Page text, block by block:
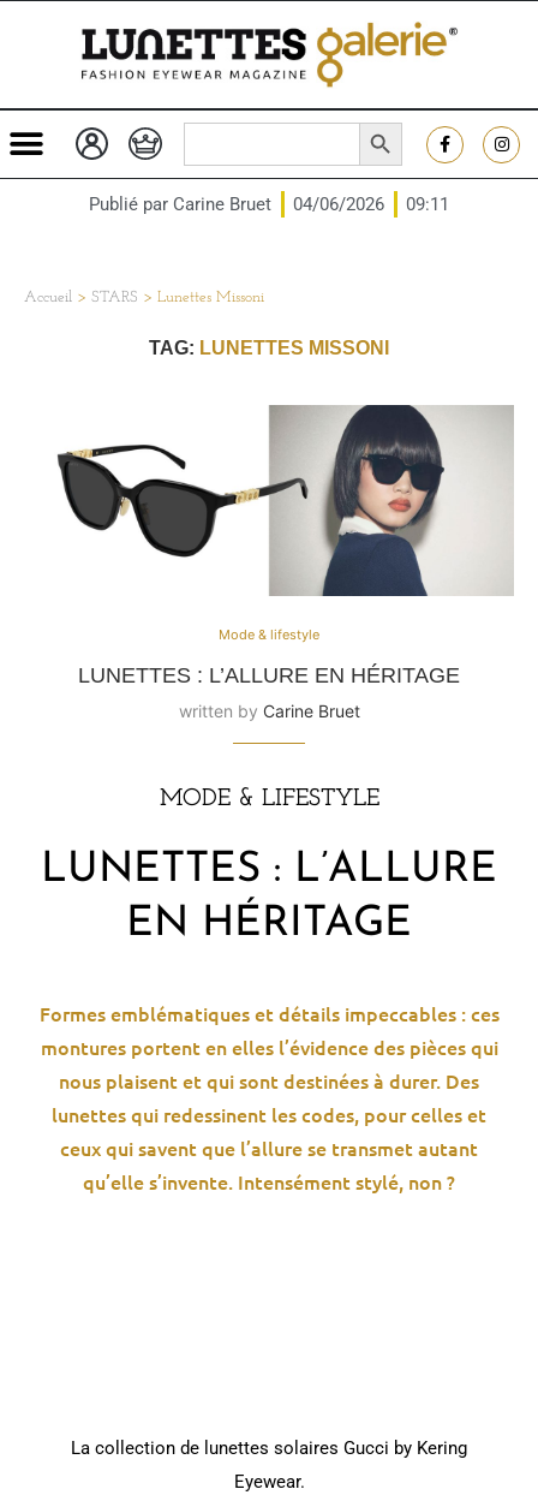
Search
SEARCH BUTTON
Publié par Carine Bruet 04/06/2026 09:11
Accueil > STARS > Lunettes Missoni
TAG: LUNETTES MISSONI
Mode & lifestyle
LUNETTES : L’ALLURE EN HÉRITAGE
written by Carine Bruet
MODE & LIFESTYLE
LUNETTES : L’ALLURE
EN HÉRITAGE
Formes emblématiques et détails impeccables : ces
montures portent en elles l’évidence des pièces qui
nous plaisent et qui sont destinées à durer. Des
lunettes qui redessinent les codes, pour celles et
ceux qui savent que l’allure se transmet autant
qu’elle s’invente. Intensément stylé, non ?
La collection de lunettes solaires Gucci by Kering
Eyewear.